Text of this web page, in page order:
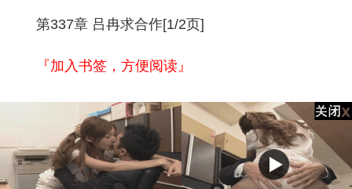
第337章 吕冉求合作[1/2页]
『加入书签，方便阅读』